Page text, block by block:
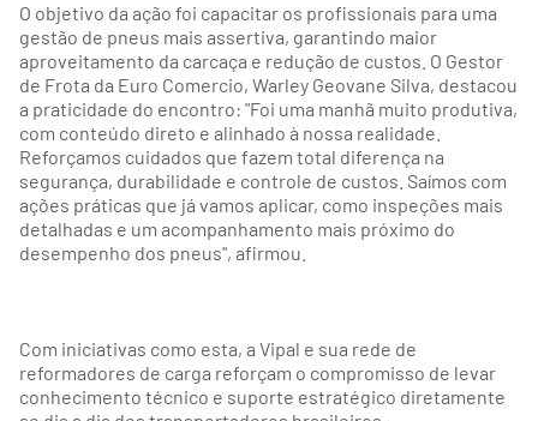
O objetivo da ação foi capacitar os profissionais para uma
gestão de pneus mais assertiva, garantindo maior
aproveitamento da carcaça e redução de custos. O Gestor
de Frota da Euro Comercio, Warley Geovane Silva, destacou
a praticidade do encontro: "Foi uma manhã muito produtiva,
com conteúdo direto e alinhado à nossa realidade.
Reforçamos cuidados que fazem total diferença na
segurança, durabilidade e controle de custos. Saímos com
ações práticas que já vamos aplicar, como inspeções mais
detalhadas e um acompanhamento mais próximo do
desempenho dos pneus", afirmou.
Com iniciativas como esta, a Vipal e sua rede de
reformadores de carga reforçam o compromisso de levar
conhecimento técnico e suporte estratégico diretamente